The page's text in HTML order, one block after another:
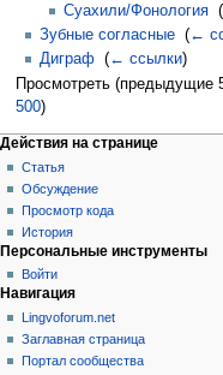
Суахили/Фонология ‎(
Зубные согласные (←
Диграф (← ссылки)
Просмотреть (предыдущие
500)
Действия на странице
Статья
Обсуждение
Просмотр кода
История
Персональные инструменты
Войти
Навигация
Lingvoforum.net
Заглавная страница
Портал сообщества